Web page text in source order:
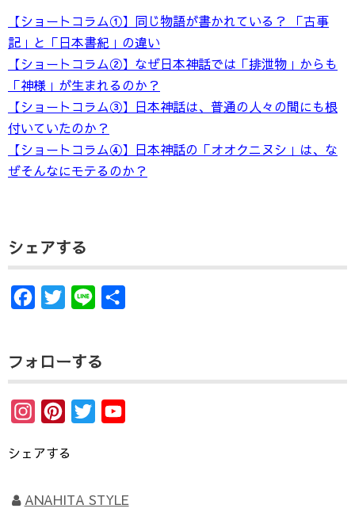
【ショートコラム①】同じ物語が書かれている？ 「古事
記」と「日本書紀」の違い
【ショートコラム②】なぜ日本神話では「排泄物」からも
「神様」が生まれるのか？
【ショートコラム③】日本神話は、普通の人々の間にも根
付いていたのか？
【ショートコラム④】日本神話の「オオクニヌシ」は、な
ぜそんなにモテるのか？
シェアする
e
k
t
e
フォローする
s
a
n
e
t
u
シェアする
ANAHITA STYLE